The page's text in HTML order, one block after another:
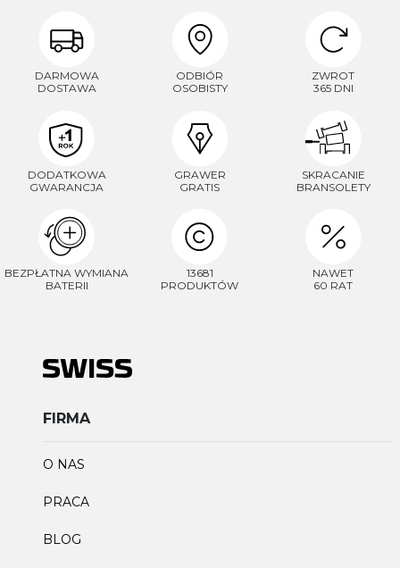
DARMOWA
DOSTAWA
ODBIÓR
OSOBISTY
ZWROT
365 DNI
DODATKOWA
GWARANCJA
GRAWER
GRATIS
SKRACANIE
BRANSOLETY
BEZPŁATNA WYMIANA
BATERII
13681
PRODUKTÓW
NAWET
60 RAT
FIRMA
O NAS
PRACA
BLOG